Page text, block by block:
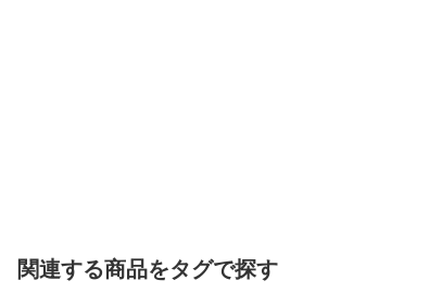
関連する商品をタグで探す